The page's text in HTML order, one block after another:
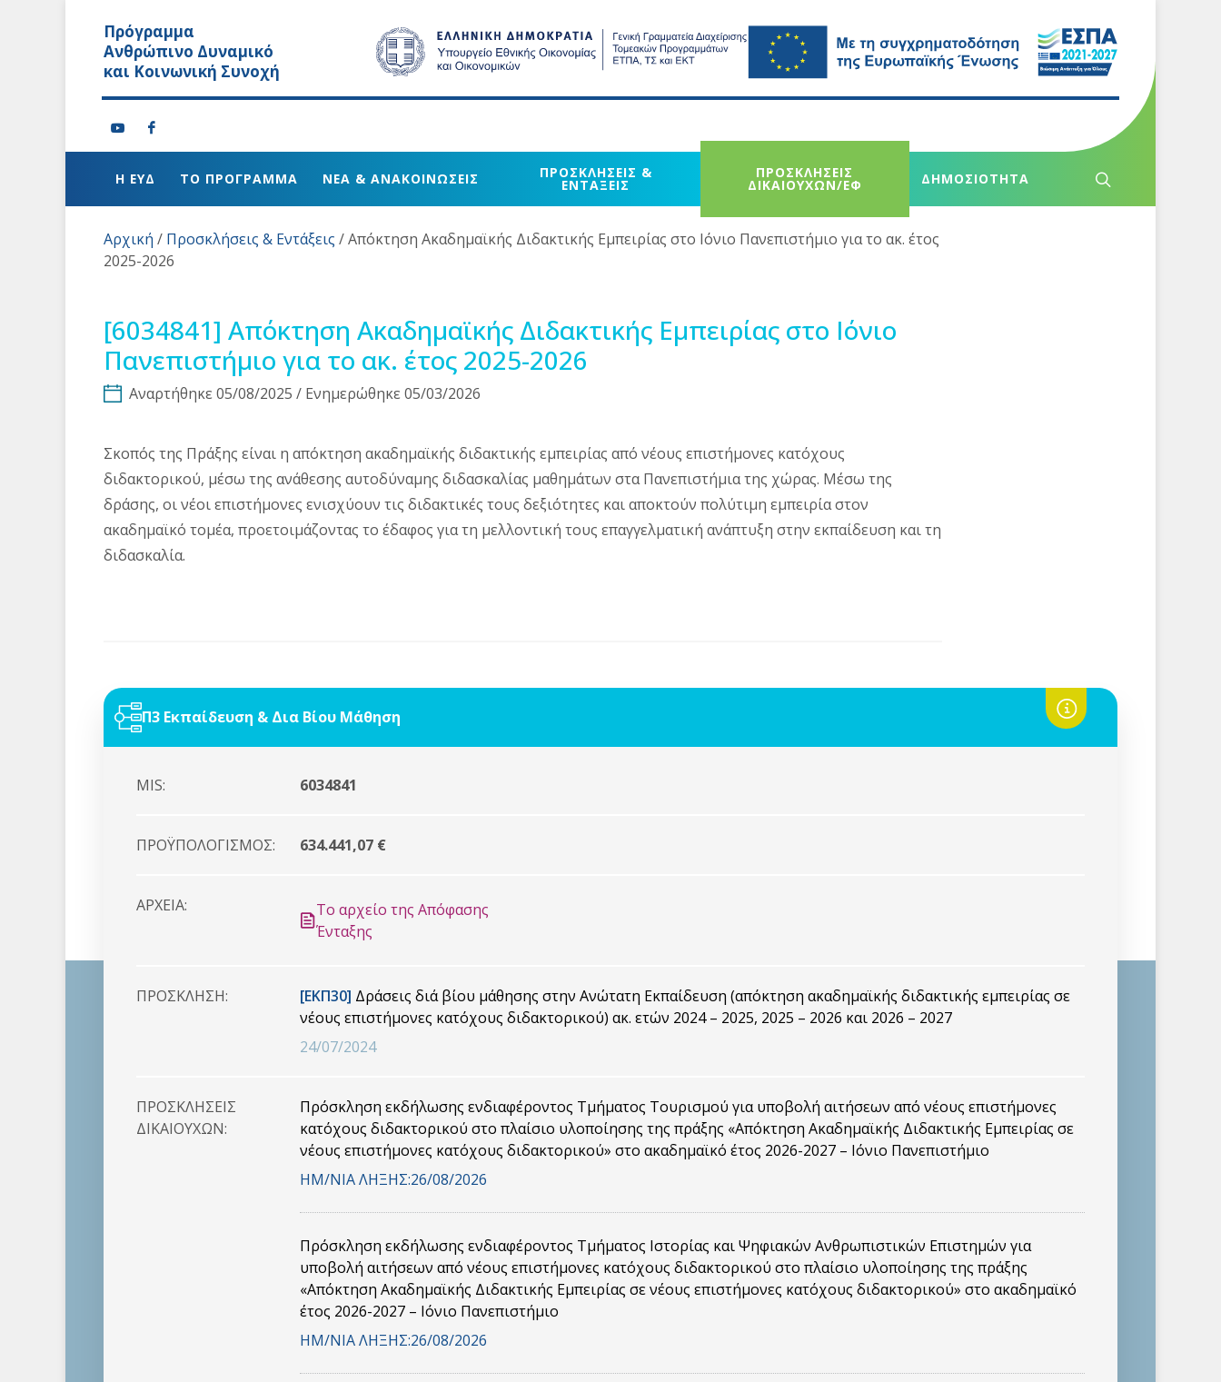
Πρόγραμμα
Ανθρώπινο Δυναμικό
και Κοινωνική Συνοχή
Η ΕΥΔ ΤΟ ΠΡΟΓΡΑΜΜΑ ΝΕΑ & ΑΝΑΚΟΙΝΩΣΕΙΣ ΠΡΟΣΚΛΗΣΕΙΣ &
ΕΝΤΑΞΕΙΣ
ΠΡΟΣΚΛΗΣΕΙΣ
ΔΙΚΑΙΟΥΧΩΝ/ΕΦ ΔΗΜΟΣΙΟΤΗΤΑ
Αρχική / Προσκλήσεις & Εντάξεις /Απόκτηση Ακαδημαϊκής Διδακτικής Εμπειρίας στο Ιόνιο Πανεπιστήμιο για το ακ. έτος
2025-2026
[6034841] Απόκτηση Ακαδημαϊκής Διδακτικής Εμπειρίας στο Ιόνιο
Πανεπιστήμιο για το ακ. έτος 2025-2026
Αναρτήθηκε 05/08/2025 / Ενημερώθηκε 05/03/2026
Σκοπός της Πράξης είναι η απόκτηση ακαδημαϊκής διδακτικής εμπειρίας από νέους επιστήμονες κατόχους
διδακτορικού, μέσω της ανάθεσης αυτοδύναμης διδασκαλίας μαθημάτων στα Πανεπιστήμια της χώρας. Μέσω της
δράσης, οι νέοι επιστήμονες ενισχύουν τις διδακτικές τους δεξιότητες και αποκτούν πολύτιμη εμπειρία στον
ακαδημαϊκό τομέα, προετοιμάζοντας το έδαφος για τη μελλοντική τους επαγγελματική ανάπτυξη στην εκπαίδευση και τη
διδασκαλία.
Π3 Εκπαίδευση & Δια Βίου Μάθηση
MIS: 6034841
ΠΡΟΫΠΟΛΟΓΙΣΜΟΣ: 634.441,07 €
ΑΡΧΕΙΑ:
Το αρχείο της Απόφασης
Ένταξης
ΠΡΟΣΚΛHΣΗ: [ΕΚΠ30] Δράσεις διά βίου μάθησης στην Ανώτατη Εκπαίδευση (απόκτηση ακαδημαϊκής διδακτικής εμπειρίας σε
νέους επιστήμονες κατόχους διδακτορικού) ακ. ετών 2024 – 2025, 2025 – 2026 και 2026 – 2027
24/07/2024
ΠΡΟΣΚΛHΣΕΙΣ
ΔΙΚΑΙΟYΧΩΝ:
Πρόσκληση εκδήλωσης ενδιαφέροντος Τμήματος Τουρισμού για υποβολή αιτήσεων από νέους επιστήμονες
κατόχους διδακτορικού στο πλαίσιο υλοποίησης της πράξης «Απόκτηση Ακαδημαϊκής Διδακτικής Εμπειρίας σε
νέους επιστήμονες κατόχους διδακτορικού» στο ακαδημαϊκό έτος 2026-2027 – Ιόνιο Πανεπιστήμιο
ΗΜ/ΝΙΑ ΛΗΞΗΣ:26/08/2026
Πρόσκληση εκδήλωσης ενδιαφέροντος Τμήματος Ιστορίας και Ψηφιακών Ανθρωπιστικών Επιστημών για
υποβολή αιτήσεων από νέους επιστήμονες κατόχους διδακτορικού στο πλαίσιο υλοποίησης της πράξης
«Απόκτηση Ακαδημαϊκής Διδακτικής Εμπειρίας σε νέους επιστήμονες κατόχους διδακτορικού» στο ακαδημαϊκό
έτος 2026-2027 – Ιόνιο Πανεπιστήμιο
ΗΜ/ΝΙΑ ΛΗΞΗΣ:26/08/2026